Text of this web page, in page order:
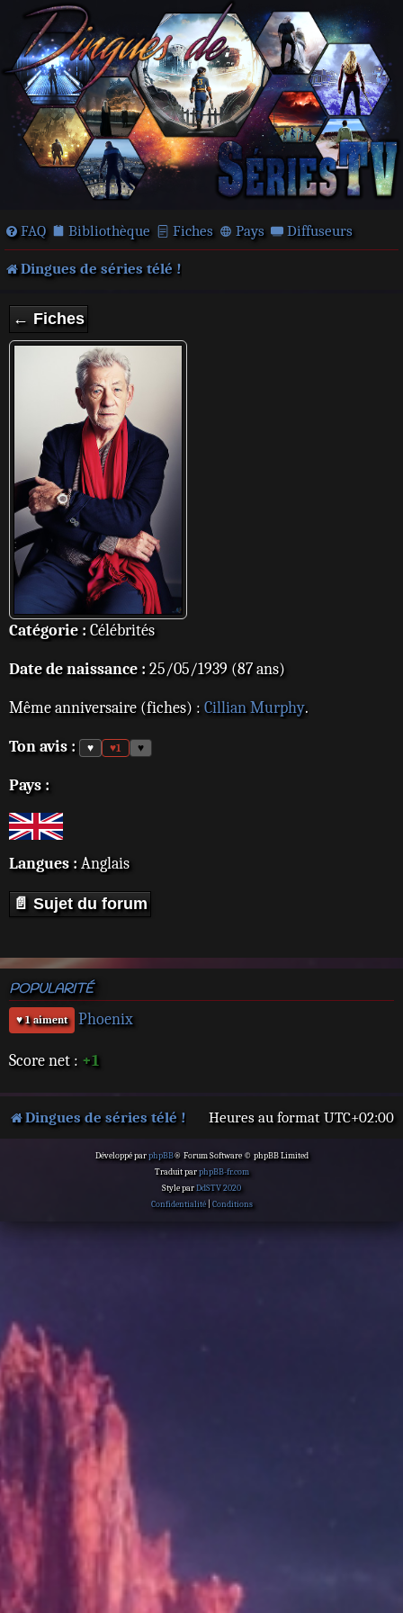
FAQ Bibliothèque Fiches Pays Diffuseurs
Dingues de séries télé !
← Fiches
Catégorie : Célébrités
Date de naissance : 25/05/1939 (87 ans)
Même anniversaire (fiches) : Cillian Murphy.
Ton avis : ♥ ♥1 ♥
Pays :
Langues : Anglais
📄 Sujet du forum
POPULARITÉ
♥ 1 aiment Phoenix
Score net : +1
Dingues de séries télé ! Heures au format UTC+02:00
Développé parphpBB® Forum Software © phpBB Limited
Traduit parphpBB-fr.com
Style parDdSTV 2020
Confidentialité| Conditions